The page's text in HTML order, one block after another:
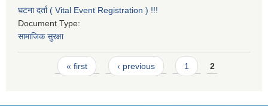
घटना दर्ता ( Vital Event Registration ) !!!
Document Type:
सामाजिक सुरक्षा
Pages« first ‹ previous 1 2